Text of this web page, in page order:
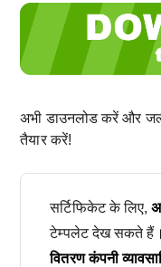
अभी डाउनलोड करें और
तैयार करें!
सर्टिफिकेट के लिए,
टेम्पलेट देख सकते
वितरण कंपनी